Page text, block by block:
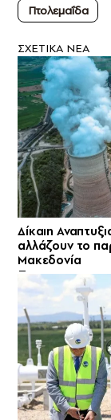
Πτολεμαΐδα
ΣXETIKA NEA
Δίκαιη
αλλάζουν το
Μακεδονία